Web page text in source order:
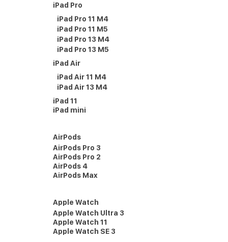
iPad Pro
iPad Pro 11 M4
iPad Pro 11 M5
iPad Pro 13 M4
iPad Pro 13 M5
iPad Air
iPad Air 11 M4
iPad Air 13 M4
iPad 11
iPad mini
AirPods
AirPods Pro 3
AirPods Pro 2
AirPods 4
AirPods Max
Apple Watch
Apple Watch Ultra 3
Apple Watch 11
Apple Watch SE 3